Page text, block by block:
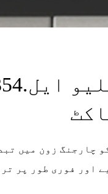
چارجنگ زون میں
اور فوری طور پر